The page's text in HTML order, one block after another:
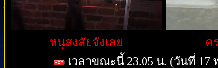
หนูสงสัยจังเลย
ค
เวลาขณะนี้ 23.05 น. (วันที่